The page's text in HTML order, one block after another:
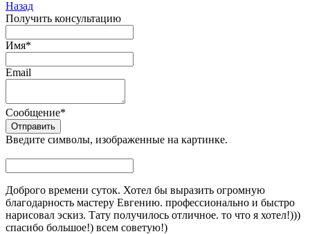
Назад
Получить консультацию
Имя*
Email
Сообщение*
Введите символы, изображенные на картинке.
Доброго времени суток. Хотел бы выразить огромную
благодарность мастеру Евгению. профессионально и быстро
нарисовал эскиз. Тату получилось отличное. то что я хотел!)))
спасибо большое!) всем советую!)